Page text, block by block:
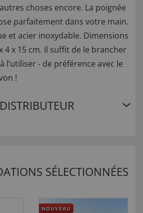
choses encore. La poignée
parfaitement dans votre main.
et acier inoxydable. Dimensions
4 x 15 cm. Il suffit de le brancher
l’utiliser - de préférence avec le
!
SÉLECTIONNÉES
NOUVEAU